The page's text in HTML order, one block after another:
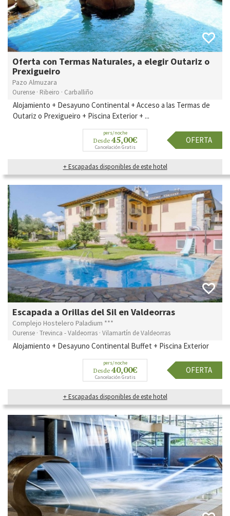
Oferta con Termas Naturales, a elegir Outariz o
Prexigueiro
Pazo Almuzara
Ourense · Ribeiro · Carballiño
Alojamiento + Desayuno Continental + Acceso a las Termas de
Outariz o Prexigueiro + Piscina Exterior + ...
pers/noche
Desde 45,00€
Cancelación Gratis
OFERTA
+ Escapadas disponibles de este hotel
Escapada a Orillas del Sil en Valdeorras
Complejo Hostelero Paladium ***
Ourense · Trevinca - Valdeorras · Vilamartín de Valdeorras
Alojamiento + Desayuno Continental Buffet + Piscina Exterior
pers/noche
Desde 40,00€
Cancelación Gratis
OFERTA
+ Escapadas disponibles de este hotel